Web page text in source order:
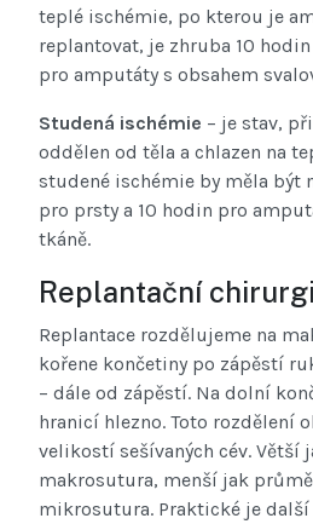
teplé ischémie, po kterou je
replantovat, je zhruba 10
pro amputáty s obsahem
Studená ischémie – je stav,
oddělen od těla a chlazen na
studené ischémie by měla být
pro prsty a 10 hodin pro
tkáně.
Replantační
Replantace rozdělujeme na
kořene končetiny po zápěstí
– dále od zápěstí. Na dolní
hranicí hlezno. Toto rozdělení
velikostí sešívaných cév. Větší
makrosutura, menší jak
mikrosutura. Praktické je další